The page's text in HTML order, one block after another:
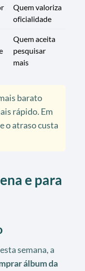
Quem valoriza
oficialidade
Quem aceita
pesquisar
mais
barato
rápido. Em
o atraso custa
e para
semana, a
álbum da